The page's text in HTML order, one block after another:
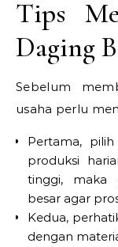
Tips
Daging
Sebelum
usaha perlu
Pertama,
produksi
tinggi, maka
besar agar
Kedua,
dengan